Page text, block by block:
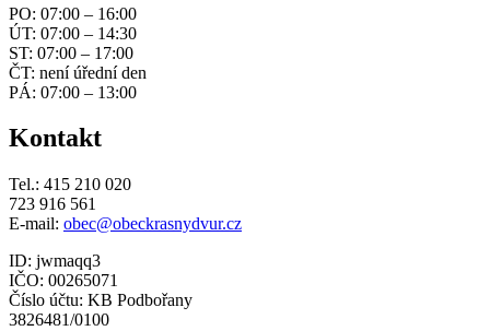
PO: 07:00 – 16:00
ÚT: 07:00 – 14:30
ST: 07:00 – 17:00
ČT: není úřední den
PÁ: 07:00 – 13:00
Kontakt
Tel.: 415 210 020
723 916 561
E-mail: obec@obeckrasnydvur.cz
ID: jwmaqq3
IČO: 00265071
Číslo účtu: KB Podbořany
3826481/0100